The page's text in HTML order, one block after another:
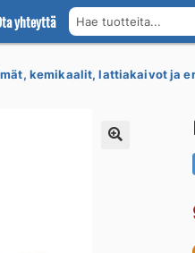
yhteyttä Hae tuotteita...
kemikaalit, lattiakaivot ja